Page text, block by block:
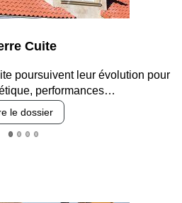
Entre circulation, sécurisation des